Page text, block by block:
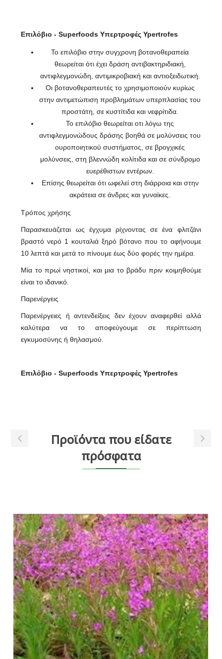
Επιλόβιο - Superfoods Υπερτροφές Ypertrofes
Το επιλόβιο στην συγχρονη βοτανοθεραπεία
θεωρείται ότι έχει δράση αντιβακτηριδιακή,
αντιφλεγμονώδη, αντιμικροβιακή και αντιοξειδωτική.
Οι βοτανοθεραπευτές το χρησιμοποιούν κυρίως
στην αντιμετώπιση προβλημάτων υπερπλασίας του
προστάτη, σε κυστίτιδα και νεφρίτιδα.
Το επιλόβιο θεωρείται οτι λόγω της
αντιφλεγμονώδους δράσης βοηθά σε μολύνσεις του
ουροποιητικού συστήματος, σε βρογχικές
μολύνσεις, στη βλεννώδη κολίτιδα και σε σύνδρομο
ευερέθιστων εντέρων.
Επίσης θεωρείται ότι ωφελεί στη διάρροια και στην
ακράτεια σε άνδρες και γυναίκες.
Τρόπος χρήσης
Παρασκευάζεται ως έγχυμα ρίχνοντας σε ένα φλιτζάνι
βραστό νερό 1 κουταλιά ξηρό βότανο που το αφήνουμε
10 λεπτά και μετά το πίνουμε έως δύο φορές την ημέρα.
Μία το πρωί νηστικοί, και μια το βράδυ πριν κοιμηθούμε
είναι το ιδανικό.
Παρενέργεις
Παρενέργειες ή αντενδείξεις δεν έχουν αναφερθεί αλλά
καλύτερα να το αποφεύγουμε σε περίπτωση
εγκυμοσύνης ή θηλασμού.
Επιλόβιο - Superfoods Υπερτροφές Ypertrofes
Προϊόντα που είδατε
πρόσφατα